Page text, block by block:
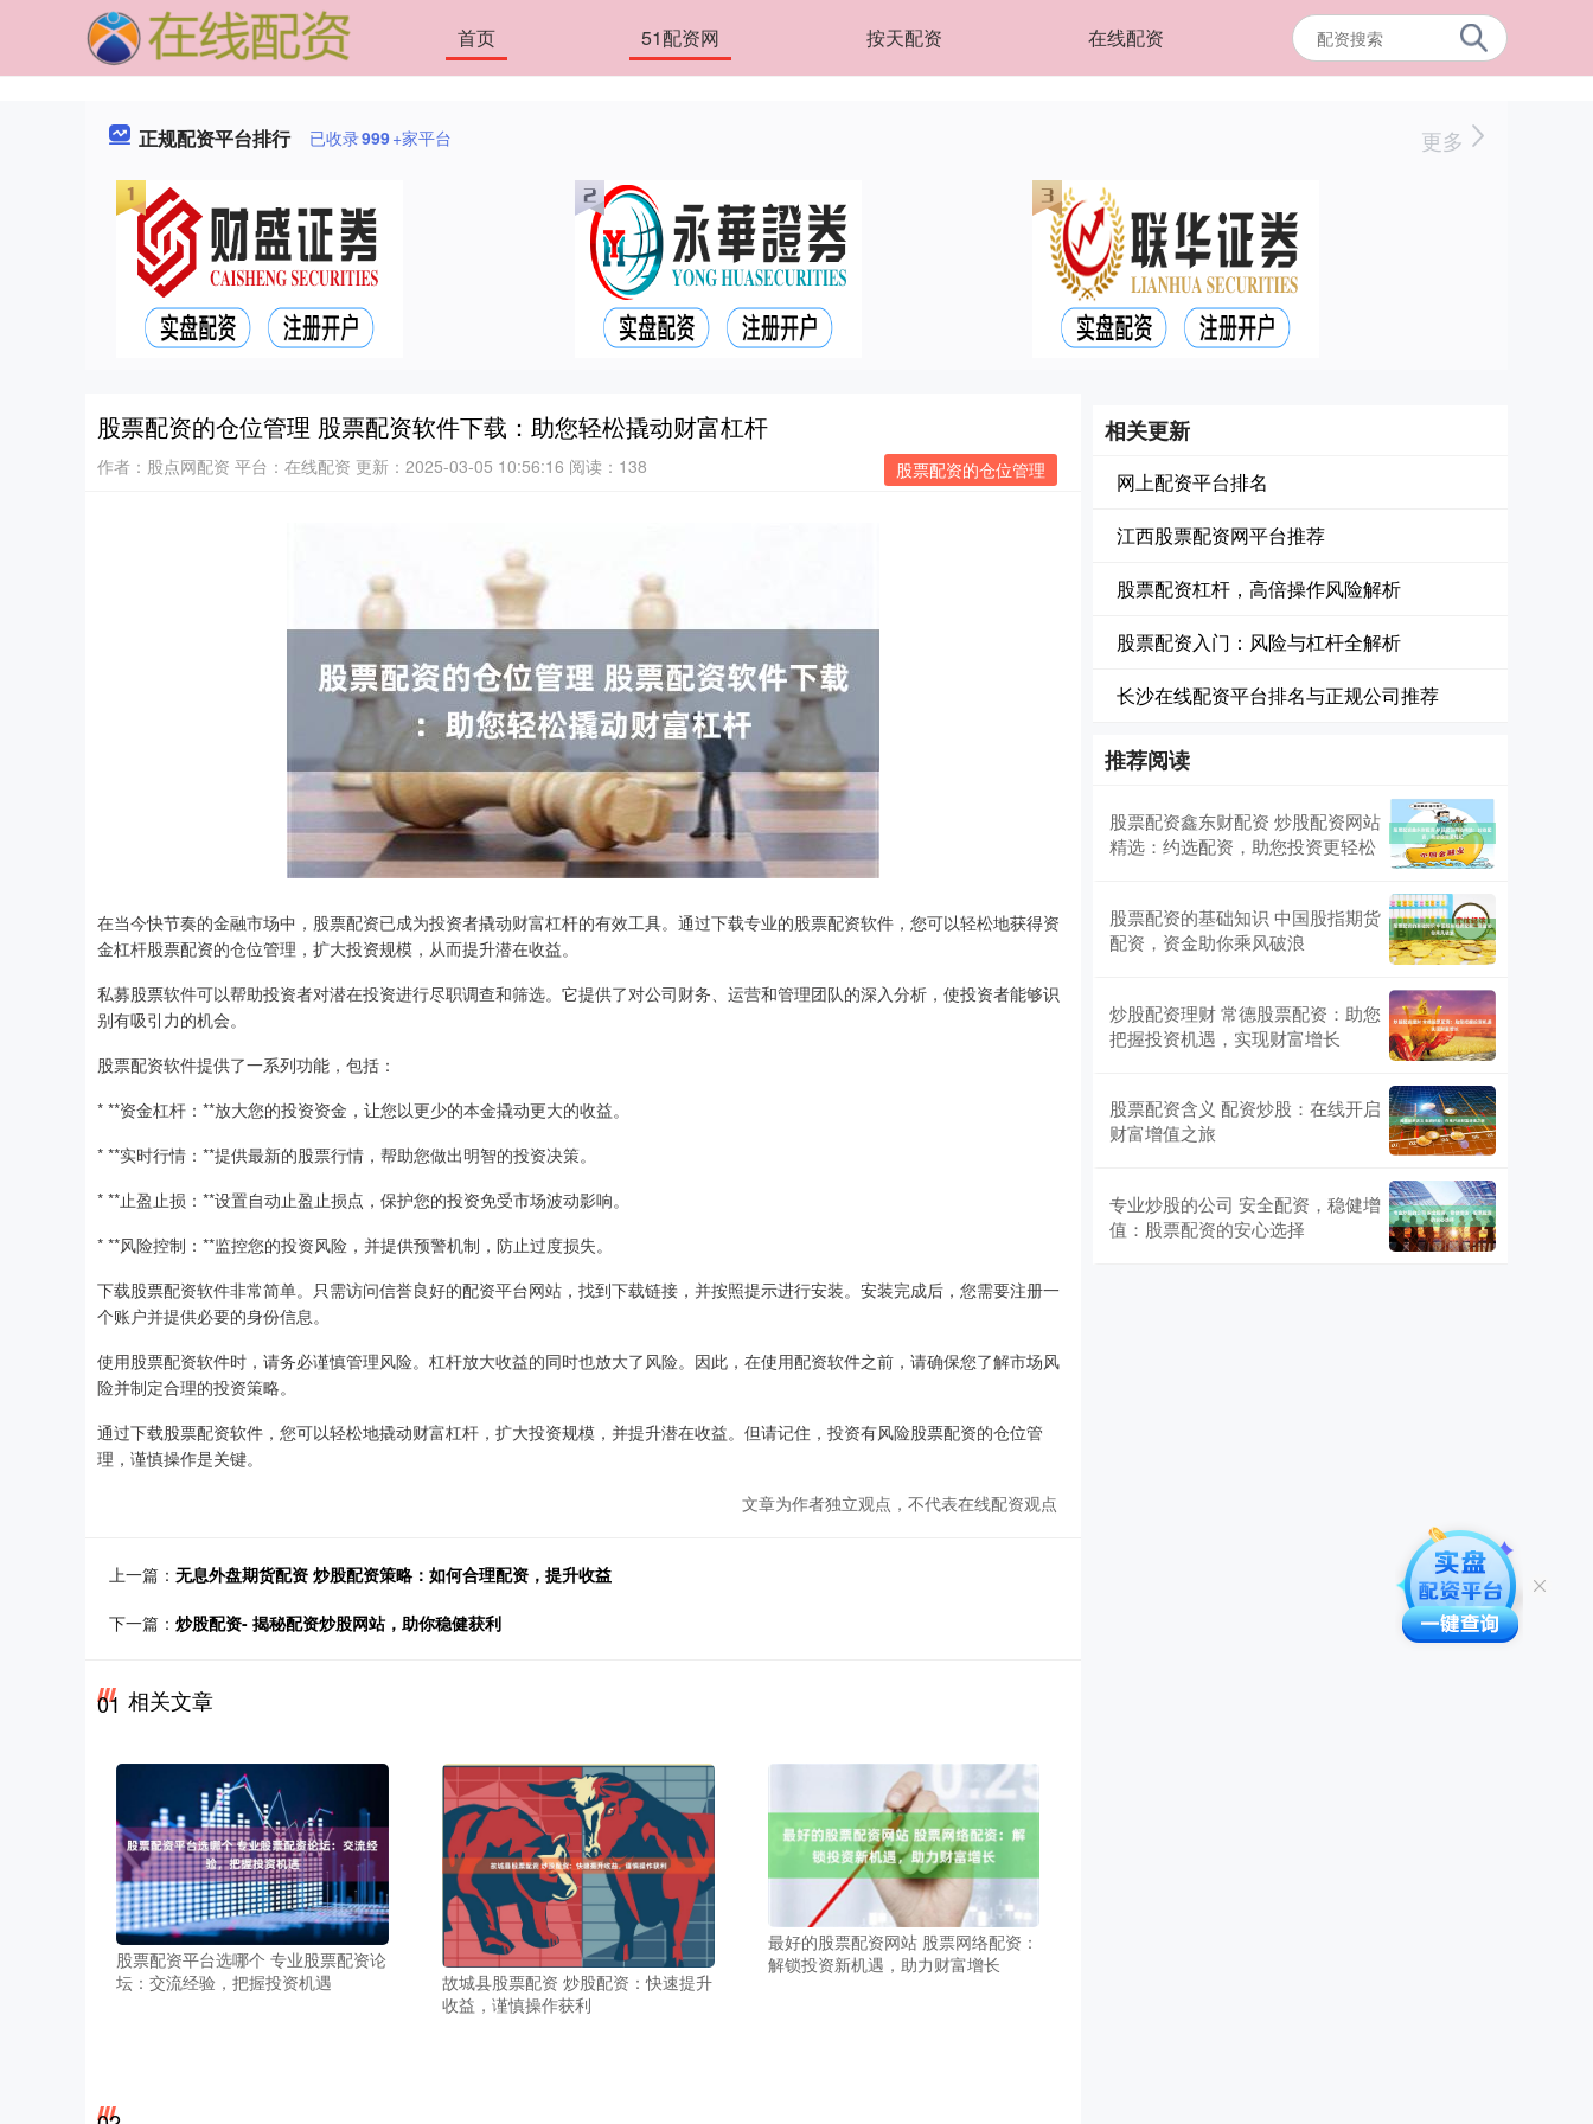
首页 51配资网 按天配资 在线配资
正规配资平台排行 已收录999+家平台 更多
股票配资的仓位管理 股票配资软件下载：助您轻松撬动财富杠杆
股票配资的仓位管理
作者：股点网配资 平台：在线配资 更新：2025-03-05 10:56:16 阅读：138
在当今快节奏的金融市场中，股票配资已成为投资者撬动财富杠杆的有效工具。通过下载专业的股票配资软件，您可以轻松地获得资
金杠杆股票配资的仓位管理，扩大投资规模，从而提升潜在收益。
私募股票软件可以帮助投资者对潜在投资进行尽职调查和筛选。它提供了对公司财务、运营和管理团队的深入分析，使投资者能够识
别有吸引力的机会。
股票配资软件提供了一系列功能，包括：
* **资金杠杆：**放大您的投资资金，让您以更少的本金撬动更大的收益。
* **实时行情：**提供最新的股票行情，帮助您做出明智的投资决策。
* **止盈止损：**设置自动止盈止损点，保护您的投资免受市场波动影响。
* **风险控制：**监控您的投资风险，并提供预警机制，防止过度损失。
下载股票配资软件非常简单。只需访问信誉良好的配资平台网站，找到下载链接，并按照提示进行安装。安装完成后，您需要注册一
个账户并提供必要的身份信息。
使用股票配资软件时，请务必谨慎管理风险。杠杆放大收益的同时也放大了风险。因此，在使用配资软件之前，请确保您了解市场风
险并制定合理的投资策略。
通过下载股票配资软件，您可以轻松地撬动财富杠杆，扩大投资规模，并提升潜在收益。但请记住，投资有风险股票配资的仓位管
理，谨慎操作是关键。
文章为作者独立观点，不代表在线配资观点
上一篇： 无息外盘期货配资 炒股配资策略：如何合理配资，提升收益
下一篇： 炒股配资- 揭秘配资炒股网站，助你稳健获利
01 相关文章
股票配资平台选哪个 专业股票配资论
坛：交流经验，把握投资机遇
故城县股票配资 炒股配资：快速提升
收益，谨慎操作获利
最好的股票配资网站 股票网络配资：
解锁投资新机遇，助力财富增长
相关更新
网上配资平台排名
江西股票配资网平台推荐
股票配资杠杆，高倍操作风险解析
股票配资入门：风险与杠杆全解析
长沙在线配资平台排名与正规公司推荐
推荐阅读
股票配资鑫东财配资 炒股配资网站
精选：约选配资，助您投资更轻松
股票配资的基础知识 中国股指期货
配资，资金助你乘风破浪
炒股配资理财 常德股票配资：助您
把握投资机遇，实现财富增长
股票配资含义 配资炒股：在线开启
财富增值之旅
专业炒股的公司 安全配资，稳健增
值：股票配资的安心选择